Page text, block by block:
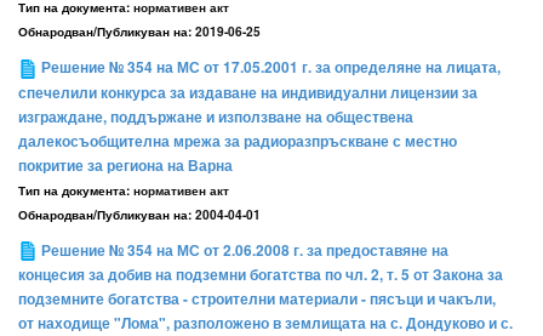
Тип на документа: нормативен акт
Обнародван/Публикуван на: 2019-06-25
Решение № 354 на МС от 17.05.2001 г. за определяне на лицата,
спечелили конкурса за издаване на индивидуални лицензии за
изграждане, поддържане и използване на обществена
далекосъобщителна мрежа за радиоразпръскване с местно
покритие за региона на Варна
Тип на документа: нормативен акт
Обнародван/Публикуван на: 2004-04-01
Решение № 354 на МС от 2.06.2008 г. за предоставяне на
концесия за добив на подземни богатства по чл. 2, т. 5 от Закона за
подземните богатства - строителни материали - пясъци и чакъли,
от находище "Лома", разположено в землищата на с. Дондуково и с.